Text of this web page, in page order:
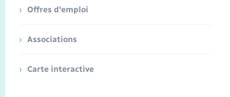
Offres d'emploi
Associations
Carte interactive